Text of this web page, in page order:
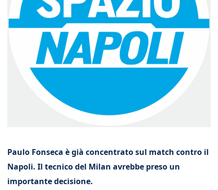
Paulo Fonseca è già concentrato sul match contro il
Napoli. Il tecnico del Milan avrebbe preso un
importante decisione.